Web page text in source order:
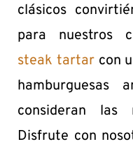
clásicos
para nuestros
steak tartarcon
hamburguesas
consideran
Disfrute con